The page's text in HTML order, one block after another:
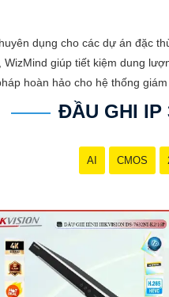
hình ảnh sắc nét và giá cả
hình ảnh chất lượng cao,
giản và dễ sử dụng, giúp
với giá ưu đãi, hãy đến ngay
nhu cầu của mình.
và bảo vệ cho ngôi nhà
hơn với Camera Hikvision!
dụng cho các dự án đặc
giúp tiết kiệm dung
hoàn hảo cho hệ thống giám
ĐẦU GHI IP
AI CMOS